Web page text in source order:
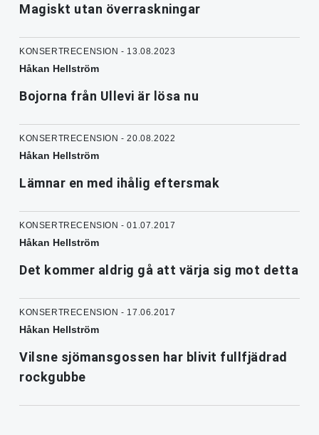
Magiskt utan överraskningar
KONSERTRECENSION - 13.08.2023
Håkan Hellström
Bojorna från Ullevi är lösa nu
KONSERTRECENSION - 20.08.2022
Håkan Hellström
Lämnar en med ihålig eftersmak
KONSERTRECENSION - 01.07.2017
Håkan Hellström
Det kommer aldrig gå att värja sig mot detta
KONSERTRECENSION - 17.06.2017
Håkan Hellström
Vilsne sjömansgossen har blivit fullfjädrad
rockgubbe